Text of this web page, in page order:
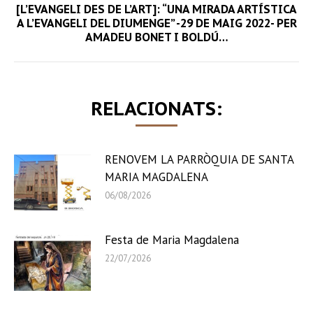
Next
post:
[L’EVANGELI DES DE L’ART]: “UNA MIRADA ARTÍSTICA
A L’EVANGELI DEL DIUMENGE” -29 DE MAIG 2022- PER
AMADEU BONET I BOLDÚ…
RELACIONATS:
RENOVEM LA PARRÒQUIA DE SANTA
MARIA MAGDALENA
06/08/2026
Festa de Maria Magdalena
22/07/2026